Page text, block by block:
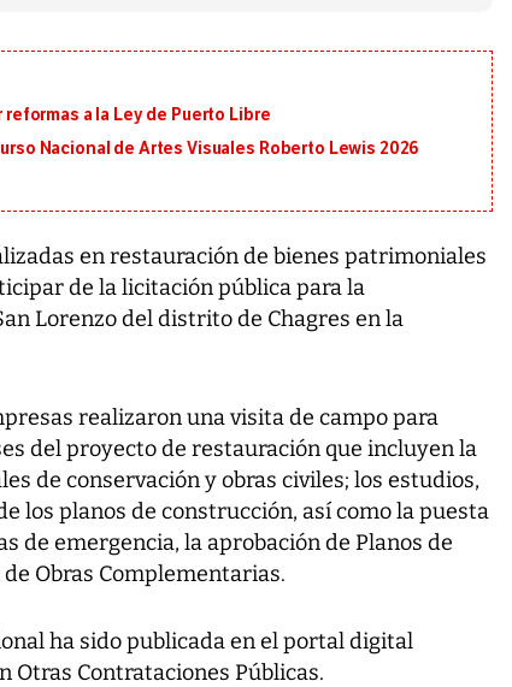
a la Ley de Puerto Libre
Nacional de Artes Visuales Roberto Lewis 2026
en restauración de bienes patrimoniales
de la licitación pública para la
Lorenzo del distrito de Chagres en la
realizaron una visita de campo para
del proyecto de restauración que incluyen la
de conservación y obras civiles; los estudios,
los planos de construcción, así como la puesta
de emergencia, la aprobación de Planos de
Obras Complementarias.
ha sido publicada en el portal digital
Otras Contrataciones Públicas.
Entre recuerdos y escuetas
da Silva, oficializó este domingo su
candidatura...